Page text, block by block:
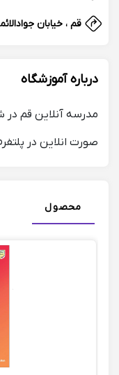
قم ، خیابان جوادالائمه ، کوچه
درباره آموزشگاه
مدرسه آنلاین قم در
صورت انلاین در
محصول